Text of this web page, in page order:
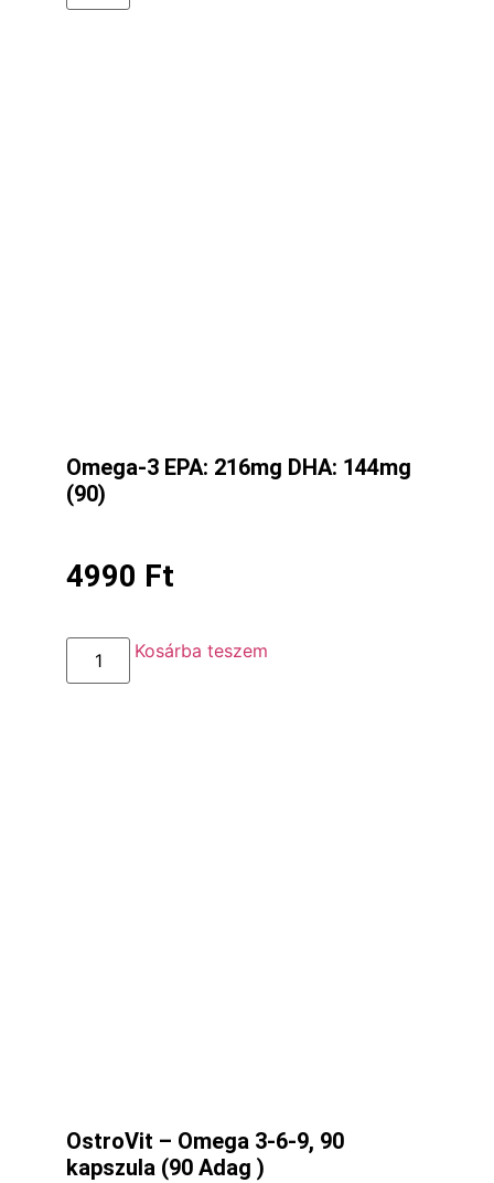
Omega-3 EPA: 216mg DHA: 144mg
(90)
4990 Ft
Kosárba teszem
OstroVit – Omega 3-6-9, 90
kapszula (90 Adag )